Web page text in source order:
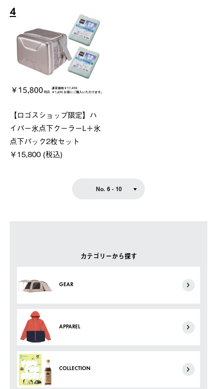
カテゴリーから探す
GEAR
APPAREL
COLLECTION
4
【ロゴスショップ限定】ハ
イパー氷点下クーラーL＋氷
点下パック2枚セット
￥15,800 (税込)
No. 6 - 10